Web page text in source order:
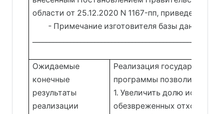
области от 25.12.2020 N 1167-пп, приведена в
- Примечание изготовителя базы данных.
Ожидаемые
конечные
результаты
реализации
Реализация
программы позволит:
1. Увеличить долю
обезвреженных отходов